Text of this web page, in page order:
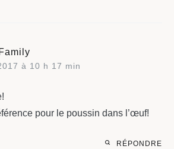
à 10 h 17 min
pour le poussin dans l’œuf!
RÉPONDRE